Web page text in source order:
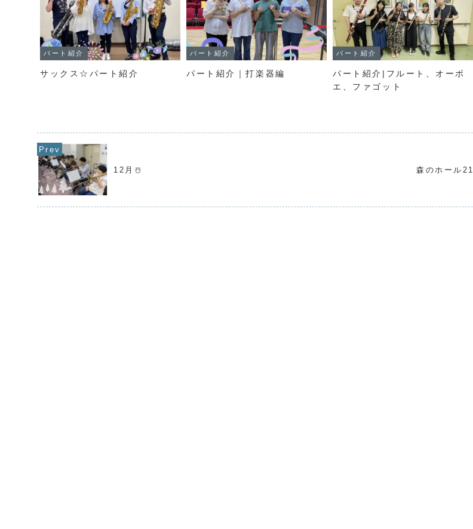
パート紹介
サックス☆パート紹介
パート紹介
パート紹介｜打楽器編
パート紹介
パート紹介|フルート、オーボ
エ、ファゴット
12月☃️ 森のホール21